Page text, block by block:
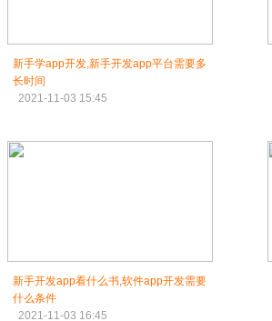
新手学app开发,新手开发app平台需要多
长时间
2021-11-03 15:45
新手开发app看什么书,软件app开发需要
什么条件
2021-11-03 16:45